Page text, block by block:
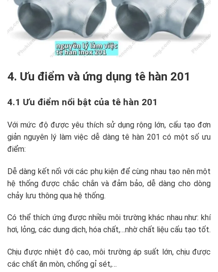
4. Ưu điểm và ứng dụng tê hàn 201
4.1 Ưu điểm nổi bật của tê hàn 201
Với mức độ được yêu thích sử dụng rộng lớn, cấu tạo đơn
giản nguyên lý làm việc dễ dàng tê hàn 201 có một số ưu
điểm:
Dễ dàng kết nối với các phụ kiện để cùng nhau tạo nên một
hệ thống được chắc chắn và đảm bảo, dễ dàng cho dòng
chảy lưu thông qua hệ thống.
Có thể thích ứng được nhiều môi trường khác nhau như: khí
hơi, lỏng, các dung dịch, hóa chất,…nhờ chất liệu cấu tạo tốt.
Chịu được nhiệt độ cao, môi trường áp suất lớn, chịu được
các chất ăn mòn, chống gỉ sét,…